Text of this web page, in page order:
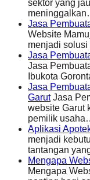
sektor yang
Jasa
Website
menjadi
Jasa
Jasa
Ibukota
Jasa
GarutJasa
website Garut
pemilik
Aplikasi
menjadi
tantangan
Mengapa
Mengapa